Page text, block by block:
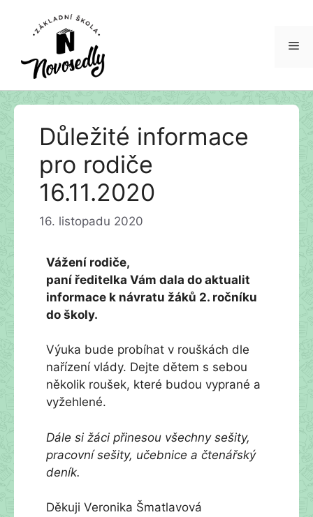
Přeskočit
Důležité informace
pro rodiče
16.11.2020
16. listopadu 2020
Vážení rodiče,
paní ředitelka Vám dala do aktualit
informace k návratu žáků 2. ročníku
do školy.
Výuka bude probíhat v rouškách dle
nařízení vlády. Dejte dětem s sebou
několik roušek, které budou vyprané a
vyžehlené.
Dále si žáci přinesou všechny sešity,
pracovní sešity, učebnice a čtenářský
deník.
Děkuji Veronika Šmatlavová